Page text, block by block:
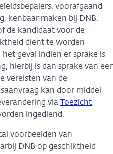
voorafgaand
kenbaar maken bij DNB.
de kandidaat voor de
dient te worden
geval indien er sprake is
hierbij is dan sprake van
vereisten van de
kan door middel
via
Toezicht
ingediend.
voorbeelden van
DNB op geschiktheid